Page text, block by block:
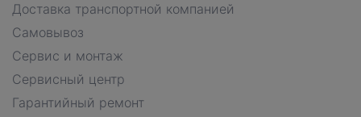
Доставка транспортной компанией
Самовывоз
Сервис и монтаж
Сервисный центр
Гарантийный ремонт